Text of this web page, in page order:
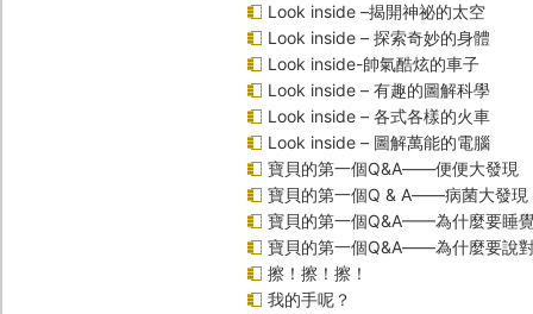
Look inside –揭開神祕的太空
Look inside – 探索奇妙的身體
Look inside-帥氣酷炫的車子
Look inside – 有趣的圖解科學
Look inside – 各式各樣的火車
Look inside – 圖解萬能的電腦
寶貝的第一個Q&A――便便大發現
寶貝的第一個Q & A――病菌大發現
寶貝的第一個Q&A——為什麼要睡
寶貝的第一個Q&A――為什麼要說
擦！擦！擦！
我的手呢？